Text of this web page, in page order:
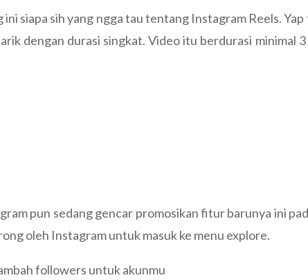
ini siapa sih yang ngga tau tentang Instagram Reels.
dengan durasi singkat. Video itu berdurasi minimal 3
pun sedang gencar promosikan fitur barunya ini
oleh Instagram untuk masuk ke menu explore.
followers untuk akunmu